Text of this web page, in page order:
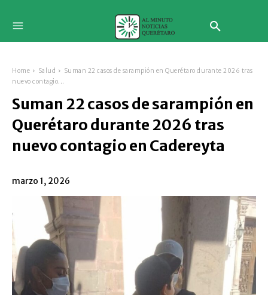
Home Salud
Suman 22 casos de sarampión en Querétaro durante 2026 tras
nuevo contagio...
Suman 22 casos de sarampión en
Querétaro durante 2026 tras
nuevo contagio en Cadereyta
marzo 1, 2026